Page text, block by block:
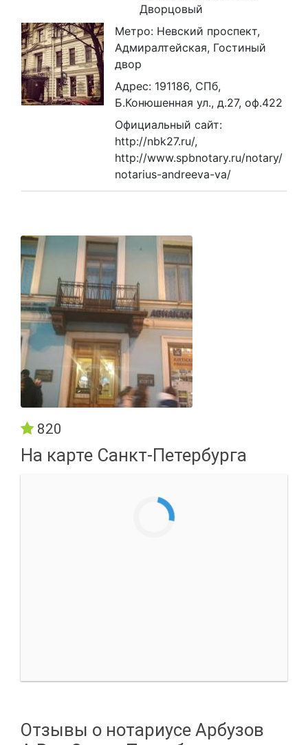
Дворцовый
Метро: Невский проспект,
Адмиралтейская, Гостиный
двор
Адрес: 191186, СПб,
Б.Конюшенная ул., д.27, оф.422
Официальный сайт:
http://nbk27.ru/,
http://www.spbnotary.ru/notary/
notarius-andreeva-va/
820
На карте Санкт-Петербурга
Отзывы о нотариусе Арбузов